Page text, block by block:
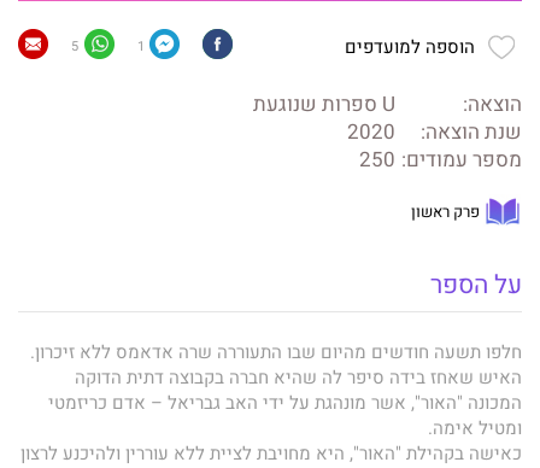
הוספה למועדפים 1
5
הוצאה:
U ספרות שנוגעת
שנת הוצאה:
2020
מספר עמודים: 250
פרק ראשון
על הספר
חלפו תשעה חודשים מהיום שבו התעוררה שרה אדאמס ללא זיכרון.
האיש שאחז בידה סיפר לה שהיא חברה בקבוצה דתית הדוקה
המכונה "האור", אשר מונהגת על ידי האב גבריאל – אדם כריזמטי
ומטיל אימה.
כאישה בקהילת "האור", היא מחויבת לציית ללא עוררין ולהיכנע לרצון